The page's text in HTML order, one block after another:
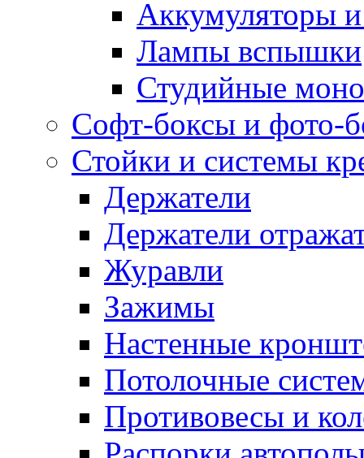
Аккумуляторы
Лампы вспышки
Студийные
Софт-боксы и фото-
Стойки и системы
Держатели
Держатели
Журавли
Зажимы
Настенные
Потолочные
Противовесы и